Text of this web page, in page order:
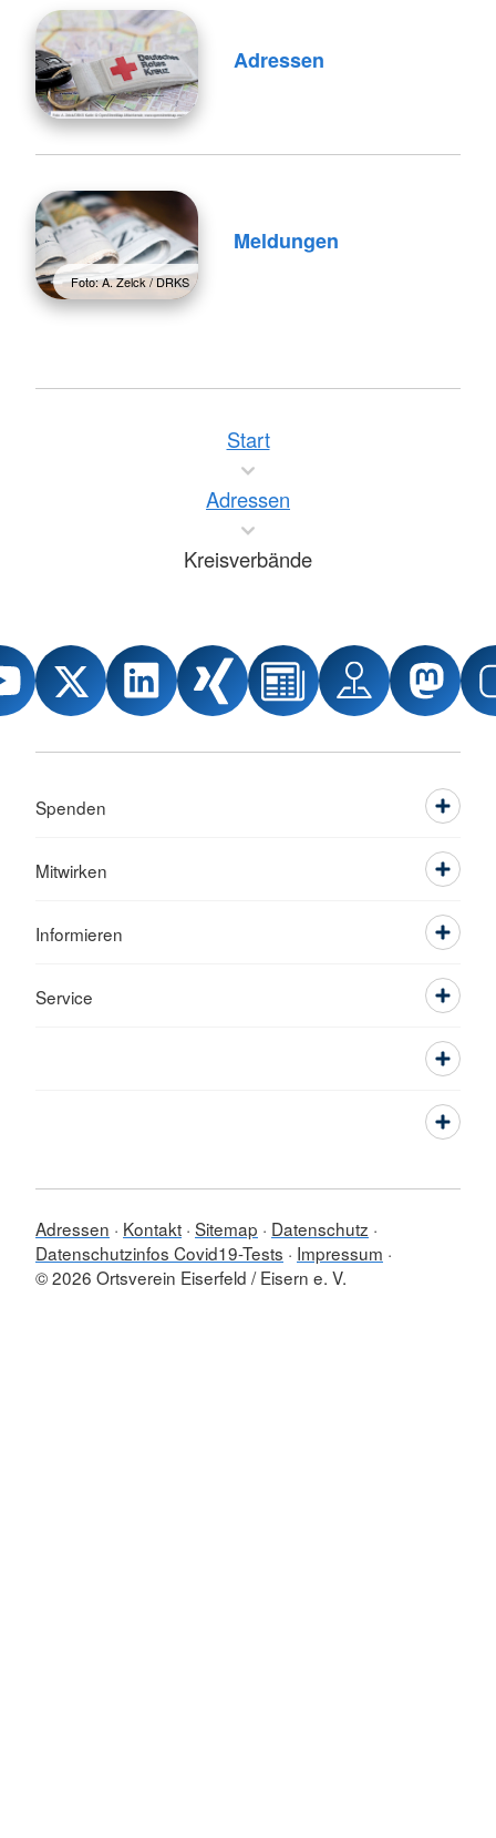
Adressen
Foto: A. Zelck / DRKS
Meldungen
Start
Adressen
Kreisverbände
Spenden
Mitwirken
Informieren
Service
Adressen Kontakt Sitemap
Datenschutz
Datenschutzinfos Covid19-Tests
Impressum
© 2026 Ortsverein Eiserfeld / Eisern e. V.